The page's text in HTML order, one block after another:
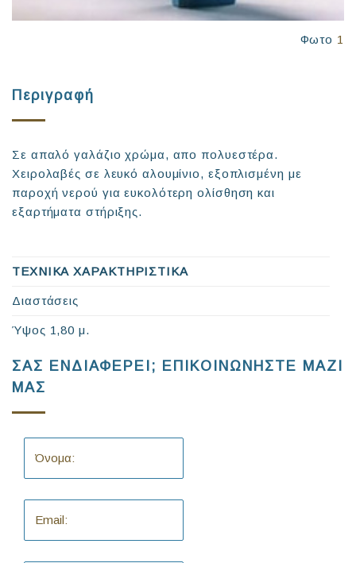
Φωτο 1
Περιγραφή
Σε απαλό γαλάζιο χρώμα, απο πολυεστέρα.
Χειρολαβές σε λευκό αλουμίνιο, εξοπλισμένη με
παροχή νερού για ευκολότερη ολίσθηση και
εξαρτήματα στήριξης.
ΤΕΧΝΙΚΑ ΧΑΡΑΚΤΗΡΙΣΤΙΚΑ
Διαστάσεις
Ύψος 1,80 μ.
ΣΑΣ ΕΝΔΙΑΦΕΡΕΙ; ΕΠΙΚΟΙΝΩΝΗΣΤΕ ΜΑΖΙ
ΜΑΣ